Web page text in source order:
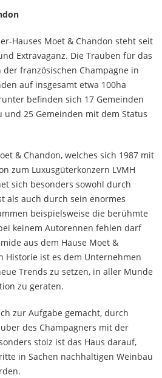
Hauses Moet & Chandon steht seit
Extravaganz. Die Trauben für das
französischen Champagne in
auf insgesamt etwa 100ha
befinden sich 17 Gemeinden
und 25 Gemeinden mit dem Status
& Chandon, welches sich 1987 mit
zum Luxusgüterkonzern LVMH
sich besonders sowohl durch
als auch durch sein enormes
beispielsweise die berühmte
keinem Autorennen fehlen darf
aus dem Hause Moet &
Historie ist es dem Unternehmen
Trends zu setzen, in aller Munde
zu geraten.
zur Aufgabe gemacht, durch
des Champagners mit der
stolz ist das Haus darauf,
in Sachen nachhaltigen Weinbau